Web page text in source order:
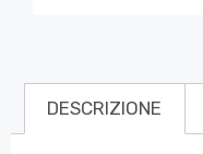
DESCRIZIONE